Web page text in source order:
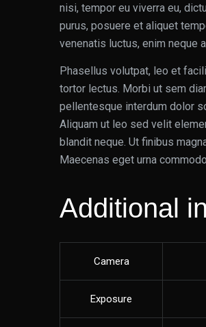
nisi, tempor eu viverra eu,
purus, posuere et aliquet
venenatis luctus, enim neque
Phasellus volutpat, leo et
tortor lectus. Morbi ut sem
pellentesque interdum dolor
Aliquam ut leo sed velit
blandit neque. Ut finibus
Maecenas eget urna
Additional
Camera
Exposure